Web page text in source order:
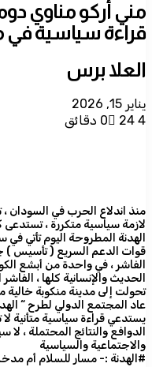
مني أركو مناوي
قراءة سياسية
العلا برس
يناير 15, 2026
0
24 4 دقائق
منذ اندلاع الحرب في السودان
لازمة سياسية متكررة ، تستدعى
الهدنة المطروحة اليوم تأتي
قوات الدعم السريع ( تأسيس )
الفاشر ، في واحدة من أبشع
الحديث والإنسانية كلها ،
تحولت إلى مدينة منكوبة خالية
عاد المجتمع الدولي لطرح “
يستدعي قراءة سياسية متأنية لا
الدوافع والنتائج المحتملة ،
والاجتماعية والسياسية
#الهدنة :- مسار للسلام أم